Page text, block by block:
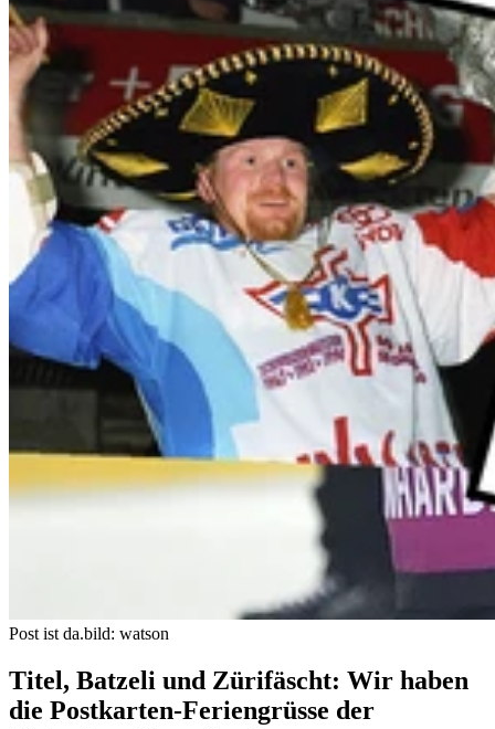
Post ist da.bild: watson
Titel, Batzeli und Zürifäscht: Wir haben
die Postkarten-Feriengrüsse der